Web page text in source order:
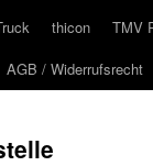
thicon TMV
AGB / Widerrufsrecht